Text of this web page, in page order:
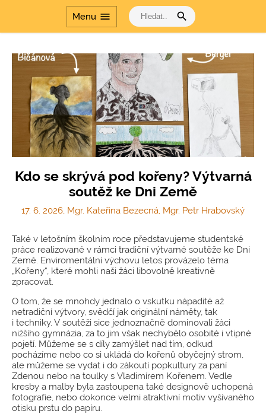
Menu menu search
Kdo se skrývá pod kořeny? Výtvarná
soutěž ke Dni Země
17. 6. 2026, Mgr. Kateřina Bezecná, Mgr. Petr Hrabovský
Také v letošním školním roce představujeme studentské
práce realizované v rámci tradiční výtvarné soutěže ke Dni
Země. Enviromentální výchovu letos provázelo téma
„Kořeny“, které mohli naši žáci libovolně kreativně
zpracovat.
O tom, že se mnohdy jednalo o vskutku nápadité až
netradiční výtvory, svědčí jak originální náměty, tak
i techniky. V soutěži sice jednoznačně dominovali žáci
nižšího gymnázia, za to jim však nechybělo osobité i vtipné
pojetí. Můžeme se s díly zamýšlet nad tím, odkud
pocházíme nebo co si ukládá do kořenů obyčejný strom,
ale můžeme se vydat i do zákoutí popkultury za paní
Zdenou nebo na toulky s Vladimírem Kořenem. Vedle
kresby a malby byla zastoupena také designově uchopená
fotografie, nebo dokonce velmi atraktivní motiv vyšívaného
otisku prstu do papíru.